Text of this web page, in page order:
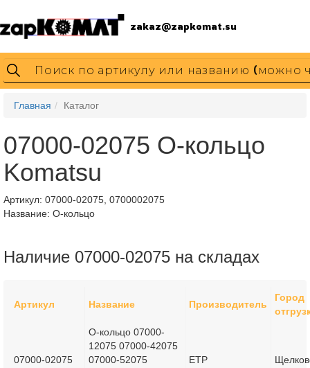
zakaz@zapkomat.su
Главная Каталог
07000-02075 О-кольцо
Komatsu
Артикул: 07000-02075, 0700002075
Название: О-кольцо
Наличие 07000-02075 на складах
Артикул Название Производитель
Город
07000-02075
О-кольцо 07000-
12075 07000-42075
07000-52075
ETP